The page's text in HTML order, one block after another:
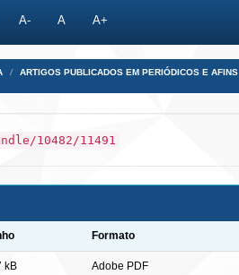
A- A A+
ARTIGOS PUBLICADOS EM PERIÓDICOS E AFINS
10482/11491
Formato
kB Adobe PDF